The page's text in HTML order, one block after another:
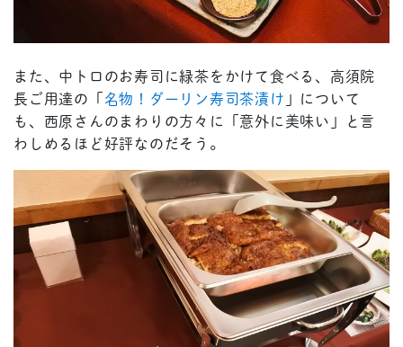
また、中トロのお寿司に緑茶をかけて食べる、高須院
長ご用達の「 名物！ダーリン寿司茶漬け 」について
も、西原さんのまわりの方々に「意外に美味い」と言
わしめるほど好評なのだそう。